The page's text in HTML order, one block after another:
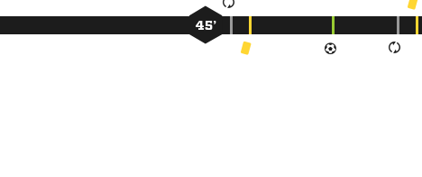
45’